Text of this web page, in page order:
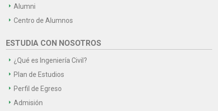
Alumni
Centro de Alumnos
ESTUDIA CON NOSOTROS
¿Qué es Ingeniería Civil?
Plan de Estudios
Perfil de Egreso
Admisión